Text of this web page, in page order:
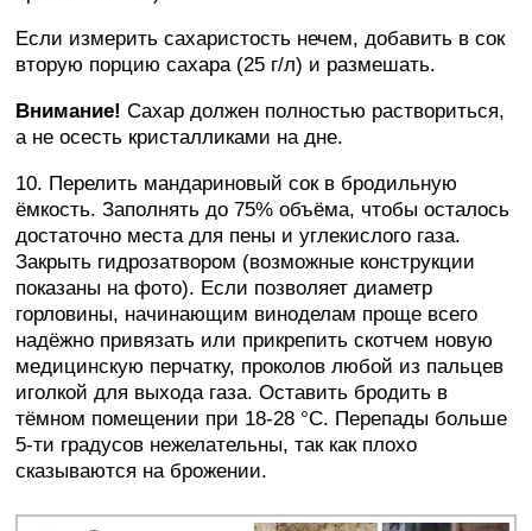
Если измерить сахаристость нечем, добавить в сок
вторую порцию сахара (25 г/л) и размешать.
Внимание!Сахар должен полностью раствориться,
а не осесть кристалликами на дне.
10. Перелить мандариновый сок в бродильную
ёмкость. Заполнять до 75% объёма, чтобы осталось
достаточно места для пены и углекислого газа.
Закрыть гидрозатвором (возможные конструкции
показаны на фото). Если позволяет диаметр
горловины, начинающим виноделам проще всего
надёжно привязать или прикрепить скотчем новую
медицинскую перчатку, проколов любой из пальцев
иголкой для выхода газа. Оставить бродить в
тёмном помещении при 18-28 °C. Перепады больше
5-ти градусов нежелательны, так как плохо
сказываются на брожении.